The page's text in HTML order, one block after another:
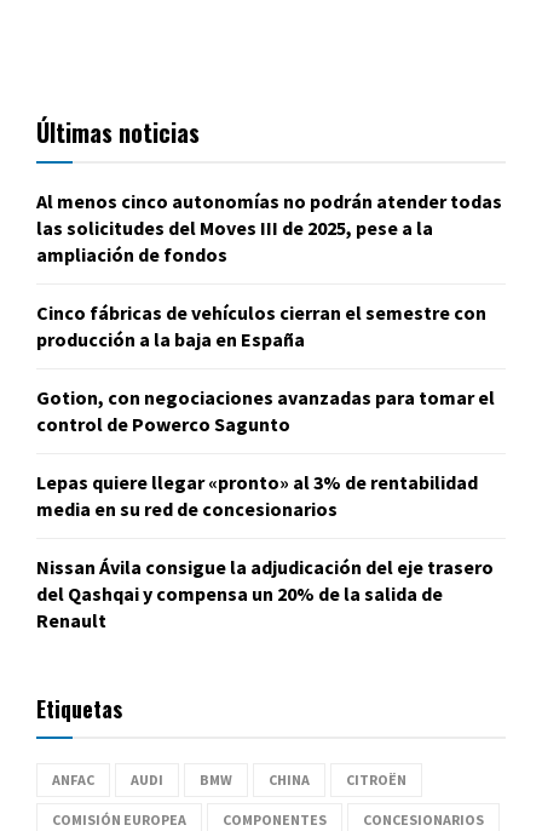
Últimas noticias
Al menos cinco autonomías no podrán atender todas
las solicitudes del Moves III de 2025, pese a la
ampliación de fondos
Cinco fábricas de vehículos cierran el semestre con
producción a la baja en España
Gotion, con negociaciones avanzadas para tomar el
control de Powerco Sagunto
Lepas quiere llegar «pronto» al 3% de rentabilidad
media en su red de concesionarios
Nissan Ávila consigue la adjudicación del eje trasero
del Qashqai y compensa un 20% de la salida de
Renault
Etiquetas
ANFAC AUDI BMW CHINA CITROËN
COMISIÓN EUROPEA COMPONENTES CONCESIONARIOS